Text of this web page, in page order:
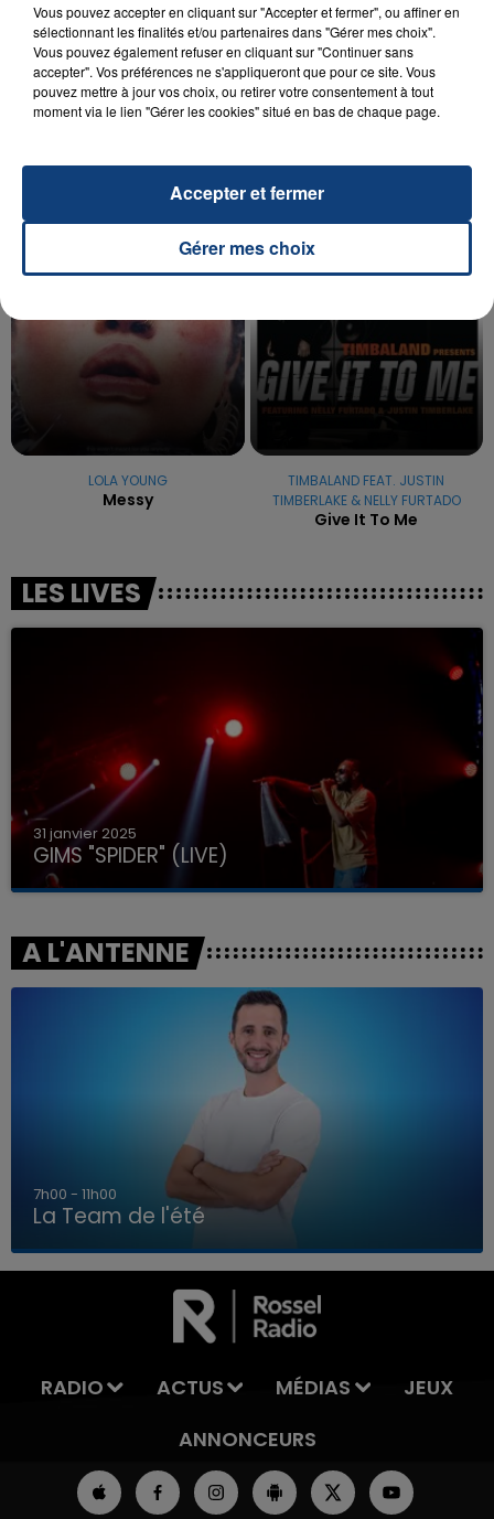
LA TEAM DE L'ÉTÉ
20 juillet 2026
UNE ADOLESCENTE DEVANT SE FAIRE
OPÉRER DE LA CHEVILLE RESSORT DE LA...
La famille a porté plainte contre la clinique qui a
excuses.
TITRES DIFFUSÉS
LOLA YOUNG
Messy
13h45
13h45
TIMBALAND FEAT. JUSTIN
TIMBERLAKE & NELLY FURTADO
Give It To Me
LES LIVES
31 janvier 2025
GIMS "SPIDER" (LIVE)
A L'ANTENNE
7h00 - 11h00
La Team de l'été
RADIO ACTUS MÉDIAS
JEUX
ANNONCEURS
Vous pouvez accepter en cliquant sur "Accepter et fermer", ou affiner en
sélectionnant les finalités et/ou partenaires dans "Gérer mes choix".
Vous pouvez également refuser en cliquant sur "Continuer sans
accepter". Vos préférences ne s'appliqueront que pour ce site. Vous
pouvez mettre à jour vos choix, ou retirer votre consentement à tout
moment via le lien "Gérer les cookies" situé en bas de chaque page.
Gérer mes choix
Accepter et fermer